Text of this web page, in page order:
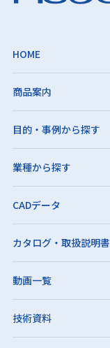
HOME
商品案内
目的・事例から探す
業種から探す
CADデータ
カタログ・取扱説明書
動画一覧
技術資料